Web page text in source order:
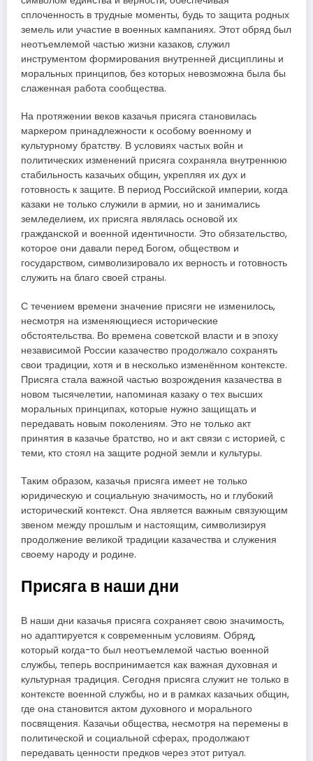
сплоченность в трудные моменты, будь то защита родных
земель или участие в военных кампаниях. Этот обряд был
неотъемлемой частью жизни казаков, служил
инструментом формирования внутренней дисциплины и
моральных принципов, без которых невозможна была бы
слаженная работа сообщества.
На протяжении веков казачья присяга становилась
маркером принадлежности к особому военному и
культурному братству. В условиях частых войн и
политических изменений присяга сохраняла внутреннюю
стабильность казачьих общин, укрепляя их дух и
готовность к защите. В период Российской империи, когда
казаки не только служили в армии, но и занимались
земледелием, их присяга являлась основой их
гражданской и военной идентичности. Это обязательство,
которое они давали перед Богом, обществом и
государством, символизировало их верность и готовность
служить на благо своей страны.
С течением времени значение присяги не изменилось,
несмотря на изменяющиеся исторические
обстоятельства. Во времена советской власти и в эпоху
независимой России казачество продолжало сохранять
свои традиции, хотя и в несколько изменённом контексте.
Присяга стала важной частью возрождения казачества в
новом тысячелетии, напоминая казаку о тех высших
моральных принципах, которые нужно защищать и
передавать новым поколениям. Это не только акт
принятия в казачье братство, но и акт связи с историей, с
теми, кто стоял на защите родной земли и культуры.
Таким образом, казачья присяга имеет не только
юридическую и социальную значимость, но и глубокий
исторический контекст. Она является важным связующим
звеном между прошлым и настоящим, символизируя
продолжение великой традиции казачества и служения
своему народу и родине.
Присяга в наши дни
В наши дни казачья присяга сохраняет свою значимость,
но адаптируется к современным условиям. Обряд,
который когда-то был неотъемлемой частью военной
службы, теперь воспринимается как важная духовная и
культурная традиция. Сегодня присяга служит не только в
контексте военной службы, но и в рамках казачьих общин,
где она становится актом духовного и морального
посвящения. Казачьи общества, несмотря на перемены в
политической и социальной сферах, продолжают
передавать ценности предков через этот ритуал.